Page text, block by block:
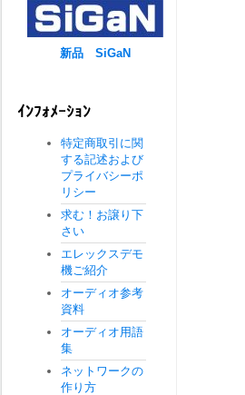
新品 SiGaN
ｲﾝﾌｫﾒｰｼｮﾝ
特定商取引に関
する記述および
プライバシーポ
リシー
求む！お譲り下
さい
エレックスデモ
機ご紹介
オーディオ参考
資料
オーディオ用語
集
ネットワークの
作り方